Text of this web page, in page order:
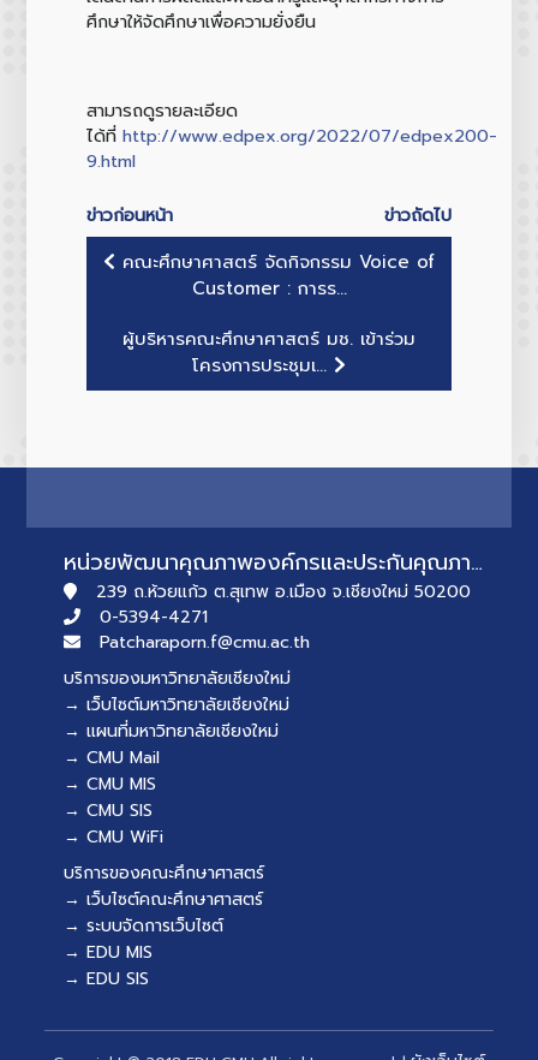
ศึกษาให้จัดศึกษาเพื่อความยั่งยืน
สามารถดูรายละเอียด
ได้ที่ http://www.edpex.org/2022/07/edpex200-
9.html
ข่าวก่อนหน้า
ข่าวถัดไป
คณะศึกษาศาสตร์ จัดกิจกรรม Voice of
Customer : การร...
ผู้บริหารคณะศึกษาศาสตร์ มช. เข้าร่วม
โครงการประชุมเ...
หน่วยพัฒนาคุณภาพองค์กรและประกันคุณภาพการศึกษา
239 ถ.ห้วยแก้ว ต.สุเทพ อ.เมือง จ.เชียงใหม่ 50200
0-5394-4271
Patcharaporn.f@cmu.ac.th
บริการของมหาวิทยาลัยเชียงใหม่
→ เว็บไซต์มหาวิทยาลัยเชียงใหม่
→ แผนที่มหาวิทยาลัยเชียงใหม่
→ CMU Mail
→ CMU MIS
→ CMU SIS
→ CMU WiFi
บริการของคณะศึกษาศาสตร์
→ เว็บไซต์คณะศึกษาศาสตร์
→ ระบบจัดการเว็บไซต์
→ EDU MIS
→ EDU SIS